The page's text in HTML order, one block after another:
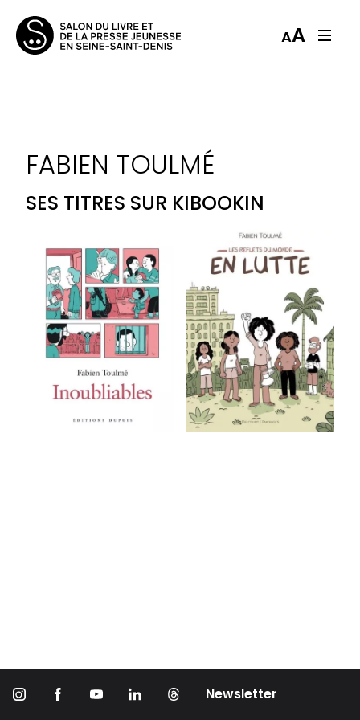
AA
FABIEN TOULMÉ
SES TITRES SUR KIBOOKIN
Newsletter